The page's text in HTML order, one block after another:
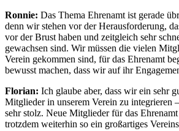
Ronnie: Das Thema Ehrenamt ist gerade
denn wir stehen vor der Herausforderung,
vor der Brust haben und zeitgleich sehr
gewachsen sind. Wir müssen die vielen
Verein gekommen sind, für das Ehrenamt
bewusst machen, dass wir auf ihr
Florian: Ich glaube aber, dass wir ein sehr
Mitglieder in unserem Verein zu integrieren
sehr stolz. Neue Mitglieder für das
trotzdem weiterhin so ein großartiges